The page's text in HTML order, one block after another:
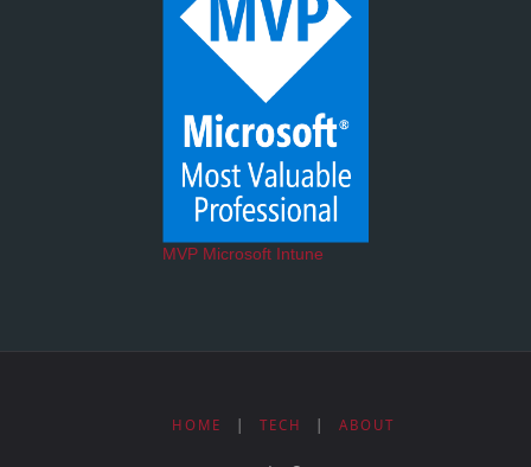
MVP Microsoft Intune
HOME TECH ABOUT